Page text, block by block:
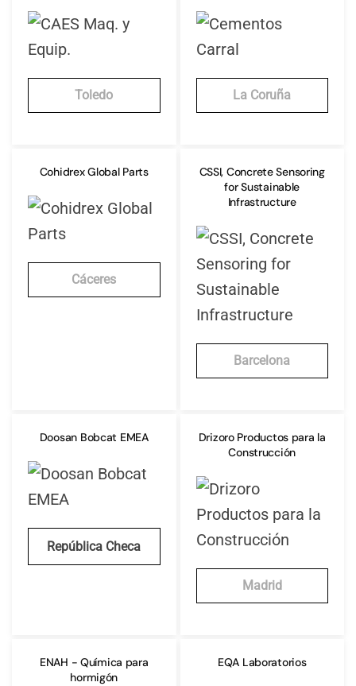
Toledo La Coruña
Cohidrex Global Parts
Cáceres
CSSI, Concrete Sensoring
for Sustainable
Infrastructure
Barcelona
Doosan Bobcat EMEA
República Checa
Drizoro Productos para la
Construcción
Madrid
ENAH - Química para
hormigón
EQA Laboratorios